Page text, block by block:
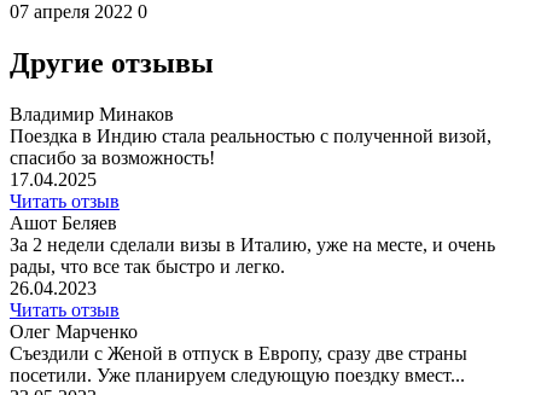
07 апреля 2022 0
Другие отзывы
Владимир Минаков
Поездка в Индию стала реальностью с полученной визой,
спасибо за возможность!
17.04.2025
Читать отзыв
Ашот Беляев
За 2 недели сделали визы в Италию, уже на месте, и очень
рады, что все так быстро и легко.
26.04.2023
Читать отзыв
Олег Марченко
Съездили с Женой в отпуск в Европу, сразу две страны
посетили. Уже планируем следующую поездку вмест...